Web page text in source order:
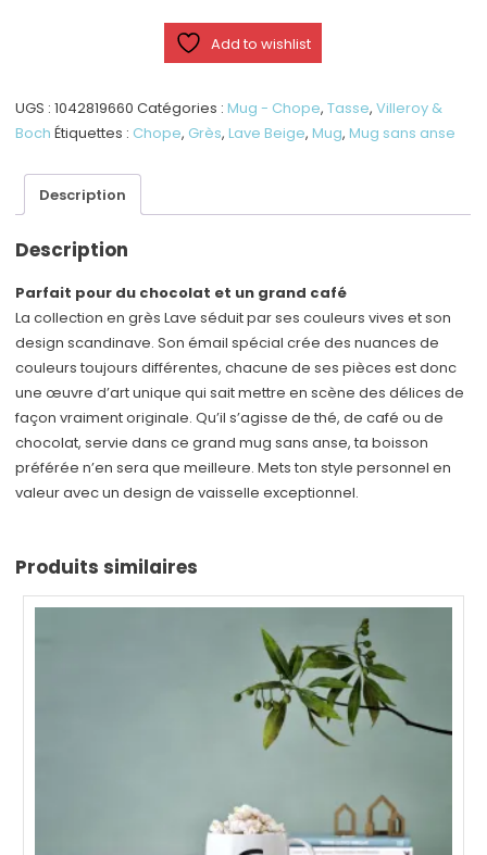
sans
anse,
ml
Add to wishlist
UGS :1042819660 Catégories :Mug - Chope,Tasse,Villeroy &
Boch Étiquettes : Chope, Grès,Lave Beige,Mug,Mug sans anse
Description
Description
Parfait pour du chocolat et un grand café
La collection en grès Lave séduit par ses couleurs vives et son
design scandinave. Son émail spécial crée des nuances de
couleurs toujours différentes, chacune de ses pièces est donc
une œuvre d’art unique qui sait mettre en scène des délices de
façon vraiment originale. Qu’il s’agisse de thé, de café ou de
chocolat, servie dans ce grand mug sans anse, ta boisson
préférée n’en sera que meilleure. Mets ton style personnel en
valeur avec un design de vaisselle exceptionnel.
Produits similaires